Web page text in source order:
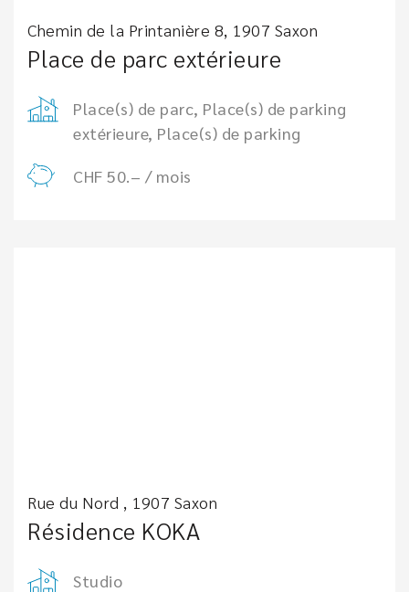
Chemin de la Printanière 8, 1907 Saxon
Place de parc extérieure
Place(s) de parc, Place(s) de parking
extérieure, Place(s) de parking
CHF 50.– / mois
Rue du Nord , 1907 Saxon
Résidence KOKA
Studio